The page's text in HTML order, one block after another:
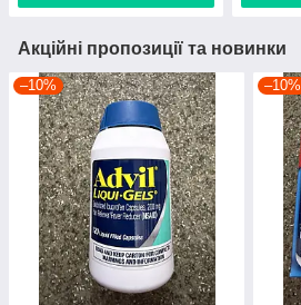
Акційні пропозиції та новинки
–10% –10%